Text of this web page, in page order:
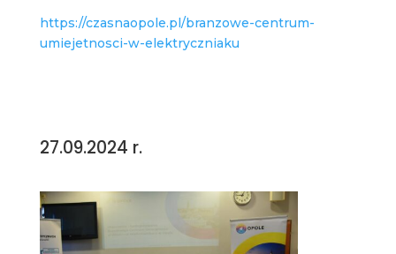
https://czasnaopole.pl/branzowe-centrum-
umiejetnosci-w-elektryczniaku
27.09.2024 r.